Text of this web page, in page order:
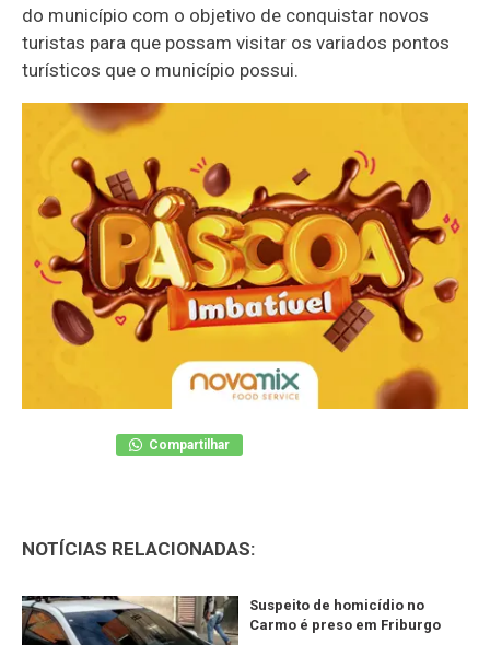
do município com o objetivo de conquistar novos
turistas para que possam visitar os variados pontos
turísticos que o município possui.
Compartilhar
NOTÍCIAS RELACIONADAS:
Suspeito de homicídio no
Carmo é preso em Friburgo